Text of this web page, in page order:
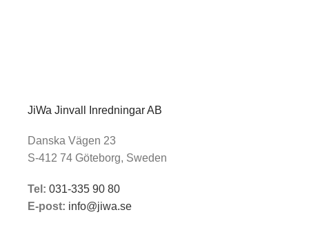
JiWa Jinvall Inredningar AB
Danska Vägen 23
S-412 74 Göteborg, Sweden
Tel: 031-335 90 80
E-post: info@jiwa.se